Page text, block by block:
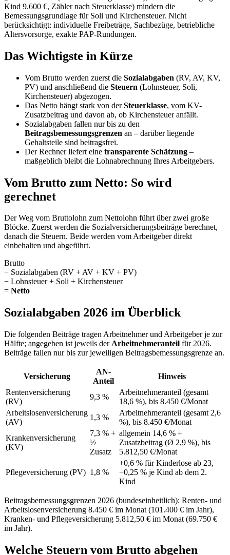
Kind 9.600 €, Zähler nach Steuerklasse) mindern die
Bemessungsgrundlage für Soli und Kirchensteuer. Nicht
berücksichtigt: individuelle Frei­beträge, Sachbezüge, betriebliche
Altersvorsorge, exakte PAP-Rundungen.
Das Wichtigste in Kürze
Vom Brutto werden zuerst die Sozialabgaben (RV, AV, KV,
PV) und anschließend die Steuern (Lohnsteuer, Soli,
Kirchensteuer) abgezogen.
Das Netto hängt stark von der Steuerklasse, vom KV-
Zusatzbeitrag und davon ab, ob Kirchensteuer anfällt.
Sozialabgaben fallen nur bis zu den
Beitragsbemessungsgrenzen an – darüber liegende
Gehaltsteile sind beitragsfrei.
Der Rechner liefert eine transparente Schätzung –
maßgeblich bleibt die Lohnabrechnung Ihres Arbeitgebers.
Vom Brutto zum Netto: So wird
gerechnet
Der Weg vom Bruttolohn zum Nettolohn führt über zwei große
Blöcke. Zuerst werden die Sozialversicherungsbeiträge berechnet,
danach die Steuern. Beide werden vom Arbeitgeber direkt
einbehalten und abgeführt.
Brutto
− Sozialabgaben (RV + AV + KV + PV)
− Lohnsteuer + Soli + Kirchensteuer
= Netto
Sozialabgaben 2026 im Überblick
Die folgenden Beiträge tragen Arbeitnehmer und Arbeitgeber je zur
Hälfte; angegeben ist jeweils der Arbeitnehmeranteil für 2026.
Beiträge fallen nur bis zur jeweiligen Beitragsbemessungsgrenze an.
Versicherung
AN-
Anteil
Hinweis
Rentenversicherung
(RV)
9,3 %
Arbeitnehmeranteil (gesamt
18,6 %), bis 8.450 €/Monat
Arbeitslosenversicherung
(AV)
1,3 %
Arbeitnehmeranteil (gesamt 2,6
%), bis 8.450 €/Monat
Krankenversicherung
(KV)
7,3 % +
½
Zusatz
allgemein 14,6 % +
Zusatzbeitrag (Ø 2,9 %), bis
5.812,50 €/Monat
Pflegeversicherung (PV) 1,8 %
+0,6 % für Kinderlose ab 23,
−0,25 % je Kind ab dem 2.
Kind
Beitragsbemessungsgrenzen 2026 (bundeseinheitlich): Renten- und
Arbeitslosenversicherung 8.450 € im Monat (101.400 € im Jahr),
Kranken- und Pflegeversicherung 5.812,50 € im Monat (69.750 €
im Jahr).
Welche Steuern vom Brutto abgehen